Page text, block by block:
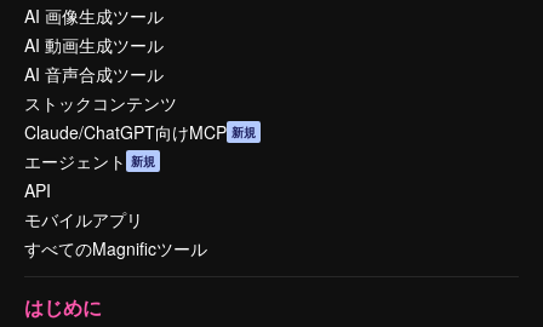
AI 画像生成ツール
AI 動画生成ツール
AI 音声合成ツール
ストックコンテンツ
Claude/ChatGPT向けMCP 新規
エージェント 新規
API
モバイルアプリ
すべてのMagnificツール
はじめに